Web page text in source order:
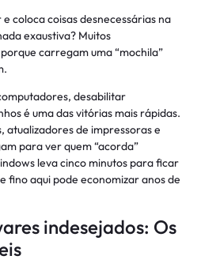
coloca coisas desnecessárias na
exaustiva? Muitos
carregam uma “mochila”
desabilitar
é uma das vitórias mais rápidas.
atualizadores de impressoras e
para ver quem “acorda”
leva cinco minutos para ficar
fino aqui pode economizar anos de
indesejados: Os